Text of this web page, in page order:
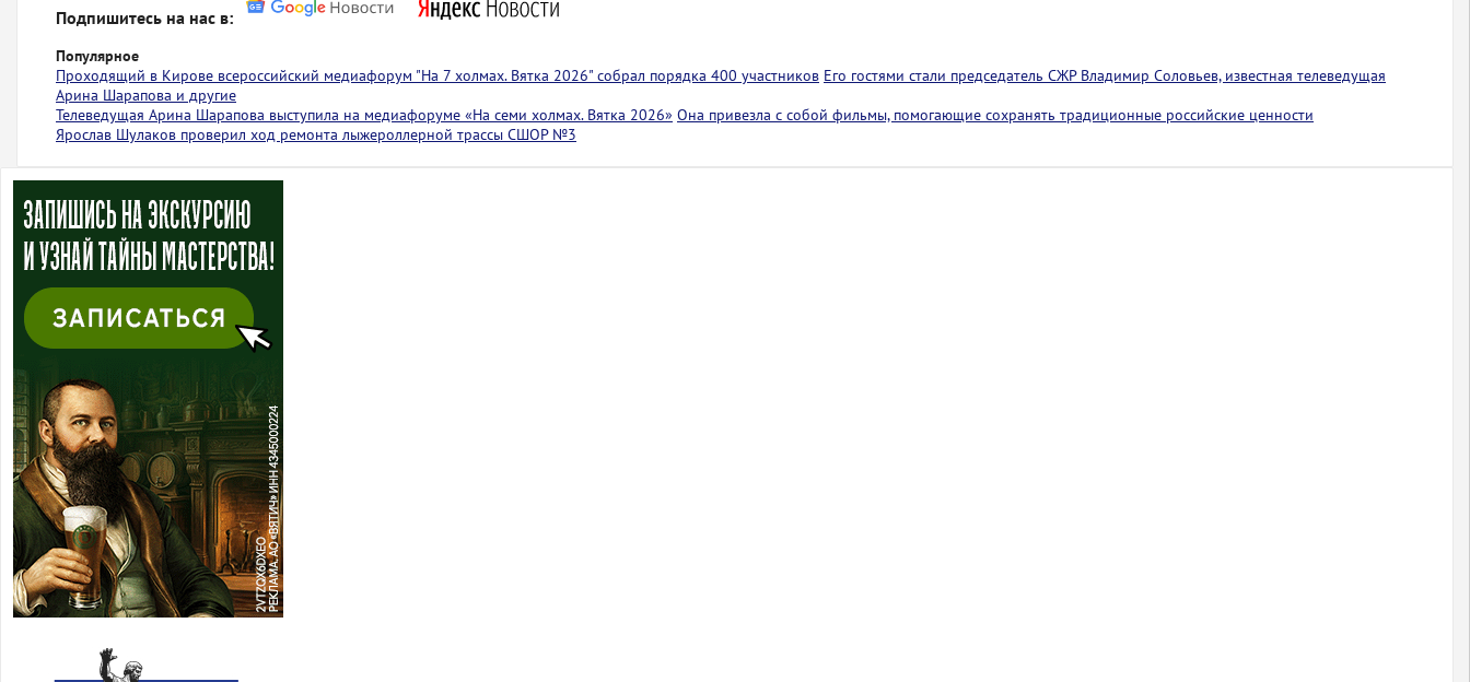
Подпишитесь на нас в:
Популярное
Проходящий в Кирове всероссийский медиафорум "На 7 холмах. Вятка 2026" собрал порядка 400 участников Его гостями стали председатель СЖР Владимир Соловьев, известная телеведущая
Арина Шарапова и другие
Телеведущая Арина Шарапова выступила на медиафоруме «На семи холмах. Вятка 2026» Она привезла с собой фильмы, помогающие сохранять традиционные российские ценности
Ярослав Шулаков проверил ход ремонта лыжероллерной трассы СШОР №3